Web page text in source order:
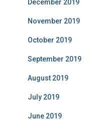
December 2019
November 2019
October 2019
September 2019
August 2019
July 2019
June 2019